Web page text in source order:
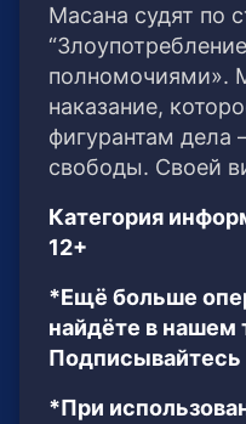
Масана судят по
полномочиями».
наказание,
фигурантам дела
свободы. Своей
Категория
12+
*Ещё больше
найдёте в нашем
Подписывайтесь
*При